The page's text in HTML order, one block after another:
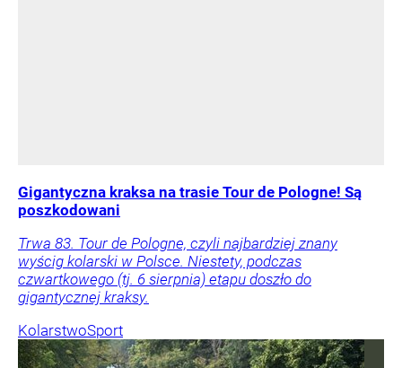
Gigantyczna kraksa na trasie Tour de Pologne! Są
poszkodowani
Trwa 83. Tour de Pologne, czyli najbardziej znany
wyścig kolarski w Polsce. Niestety, podczas
czwartkowego (tj. 6 sierpnia) etapu doszło do
gigantycznej kraksy.
KolarstwoSport